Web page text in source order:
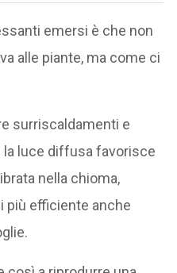
emersi è che non
alle piante, ma come ci
surriscaldamenti e
luce diffusa favorisce
nella chioma,
più efficiente anche